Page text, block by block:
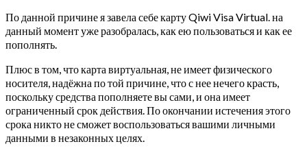
По данной причине я завела себе карту Qiwi Visa Virtual. на
данный момент уже разобралась, как ею пользоваться и как ее
пополнять.
Плюс в том, что карта виртуальная, не имеет физического
носителя, надёжна по той причине, что с нее нечего красть,
поскольку средства пополняете вы сами, и она имеет
ограниченный срок действия. По окончании истечения этого
срока никто не сможет воспользоваться вашими личными
данными в незаконных целях.